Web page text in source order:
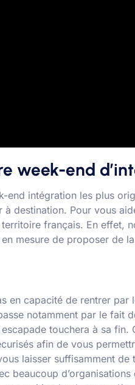
week-end
end intégration les plus
destination. Pour vous
français. En effet,
mesure de proposer de
en capacité de rentrer par
notamment par le fait
touchera à sa fin.
afin de vous
laisser suffisamment de
beaucoup d’organisations